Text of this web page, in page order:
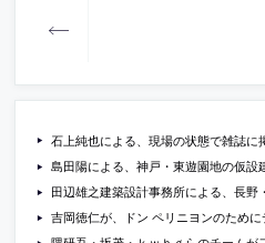
石上純也による、現場の状態で雑誌に掲載され話題にもなった、山口の洞窟のようなレストラ
島田陽による、神戸・東遊園地の仮設建築「URBAN PICNIC
田辺雄之建築設計事務所による、長野・松本の、ショッピング
吉岡徳仁が、ドン ペリニヨンのためにデザインしたア